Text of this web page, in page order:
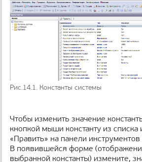
Рис.14.1. Константы системы
Чтобы изменить значение
кнопкой мыши константу из
«Править» на панели инструментов
В появившейся форме
выбранной константы) измените,